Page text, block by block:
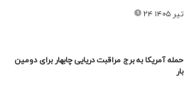
۲۴ تیر ۱۴۰۵
حمله آمریکا به برج مراقبت دریایی چابهار برای دومین
بار